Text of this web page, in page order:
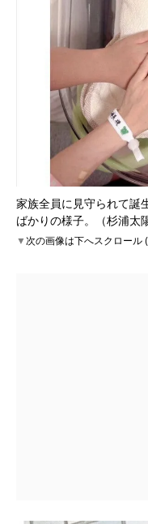
家族全員に見守られて誕
ばかりの様子。（杉浦太
▼次の画像は下へスクロール